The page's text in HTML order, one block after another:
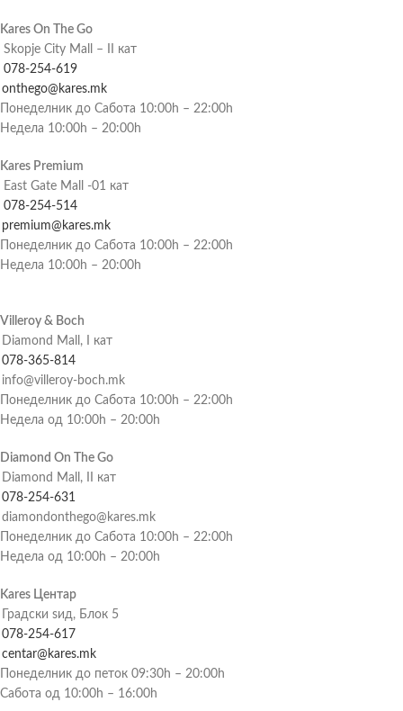
Kares On The Go
Skopje City Mall – II кат
078-254-619
onthego@kares.mk
Понеделник до Сабота 10:00h – 22:00h
Недела 10:00h – 20:00h
Kares Premium
East Gate Mall -01 кат
078-254-514
premium@kares.mk
Понеделник до Сабота 10:00h – 22:00h
Недела 10:00h – 20:00h
Villeroy & Boch
Diamond Mall, I кат
078-365-814
info@villeroy-boch.mk
Понеделник до Сабота 10:00h – 22:00h
Недела од 10:00h – 20:00h
Diamond On The Go
Diamond Mall, II кат
078-254-631
diamondonthego@kares.mk
Понеделник до Сабота 10:00h – 22:00h
Недела од 10:00h – 20:00h
Kares Центар
Градски ѕид, Блок 5
078-254-617
centar@kares.mk
Понеделник до петок 09:30h – 20:00h
Сабота од 10:00h – 16:00h